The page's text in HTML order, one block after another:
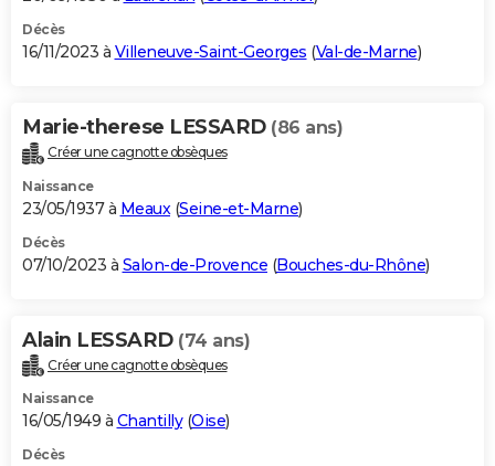
Décès
16/11/2023 à Villeneuve-Saint-Georges (Val-de-Marne)
Marie-therese LESSARD (86 ans)
Créer une cagnotte obsèques
Naissance
23/05/1937 à Meaux (Seine-et-Marne)
Décès
07/10/2023 à Salon-de-Provence (Bouches-du-Rhône)
Alain LESSARD (74 ans)
Créer une cagnotte obsèques
Naissance
16/05/1949 à Chantilly(Oise)
Décès